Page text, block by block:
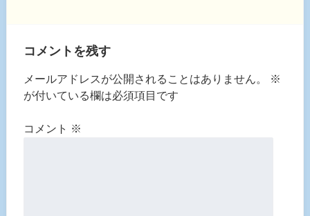
コメントを残す
メールアドレスが公開されることはありません。
※
が付いている欄は必須項目です
コメント ※